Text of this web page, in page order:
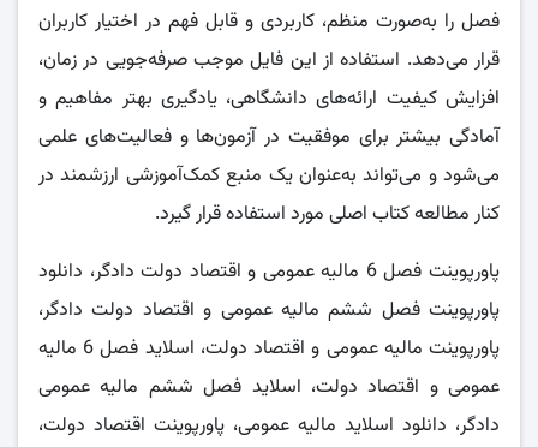
فصل را به‌صورت منظم، کاربردی و قابل فهم در اختیار کاربران
قرار می‌دهد. استفاده از این فایل موجب صرفه‌جویی در زمان،
افزایش کیفیت ارائه‌های دانشگاهی، یادگیری بهتر مفاهیم و
آمادگی بیشتر برای موفقیت در آزمون‌ها و فعالیت‌های علمی
می‌شود و می‌تواند به‌عنوان یک منبع کمک‌آموزشی ارزشمند در
کنار مطالعه کتاب اصلی مورد استفاده قرار گیرد.
پاورپوینت فصل 6 مالیه عمومی و اقتصاد دولت دادگر، دانلود
پاورپوینت فصل ششم مالیه عمومی و اقتصاد دولت دادگر،
پاورپوینت مالیه عمومی و اقتصاد دولت، اسلاید فصل 6 مالیه
عمومی و اقتصاد دولت، اسلاید فصل ششم مالیه عمومی
دادگر، دانلود اسلاید مالیه عمومی، پاورپوینت اقتصاد دولت،